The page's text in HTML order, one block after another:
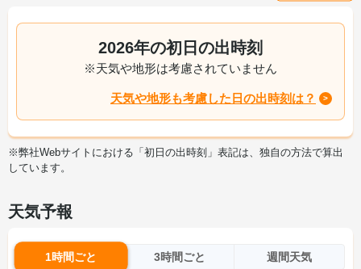
2026年の初日の出時刻
※天気や地形は考慮されていません
天気や地形も考慮した日の出時刻は？
※弊社Webサイトにおける「初日の出時刻」表記は、独自の方法で算出
しています。
天気予報
1時間ごと 3時間ごと 週間天気